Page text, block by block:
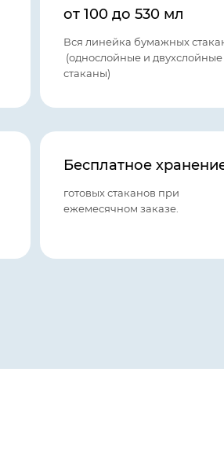
от 100 до 530 мл
Вся линейка бумажных
(однослойные и двухслойные
стаканы)
Бесплатное
готовых стаканов при
ежемесячном заказе.